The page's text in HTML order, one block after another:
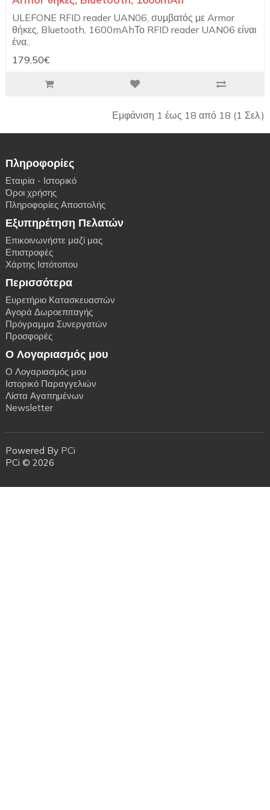
ULEFONE RFID reader UAN06, συμβατός με Armor
θήκες, Bluetooth, 1600mAhΤο RFID reader UAN06 είναι
ένα..
179,50€
Εμφάνιση 1 έως 18 από 18 (1 Σελ.)
Πληροφορίες
Εταιρία - Ιστορικό
Όροι χρήσης
Πληροφορίες Αποστολής
Εξυπηρέτηση Πελατών
Επικοινωνήστε μαζί μας
Επιστροφές
Χάρτης Ιστότοπου
Περισσότερα
Ευρετήριο Κατασκευαστών
Αγορά Δωροεπιταγής
Πρόγραμμα Συνεργατών
Προσφορές
Ο Λογαριασμός μου
Ο Λογαριασμός μου
Ιστορικό Παραγγελιών
Λίστα Αγαπημένων
Newsletter
Powered By PCi
PCi © 2026